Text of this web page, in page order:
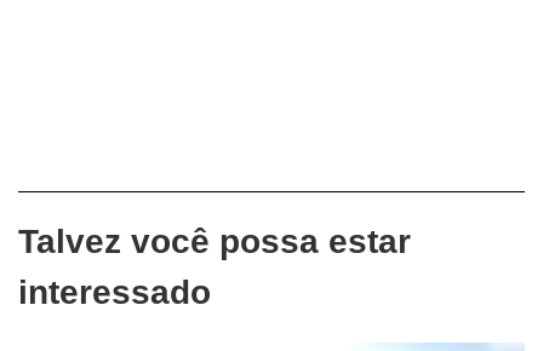
Talvez você possa estar
interessado